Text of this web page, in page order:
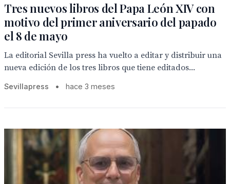
Tres nuevos libros del Papa León XIV con
motivo del primer aniversario del papado
el 8 de mayo
La editorial Sevilla press ha vuelto a editar y distribuir una
nueva edición de los tres libros que tiene editados...
Sevillapress • hace 3 meses